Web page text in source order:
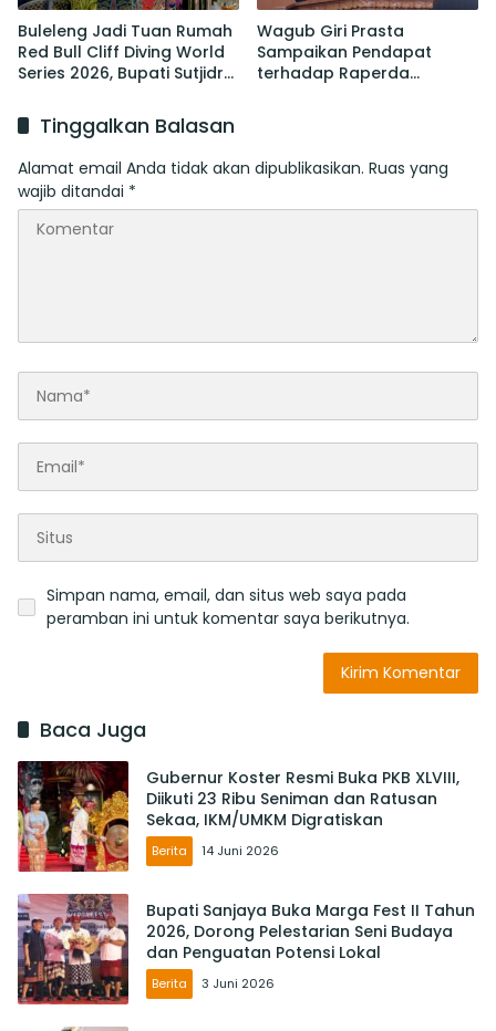
Buleleng Jadi Tuan Rumah
Red Bull Cliff Diving World
Series 2026, Bupati Sutjidra:
Wisata Bali Utara
Wagub Giri Prasta
Sampaikan Pendapat
terhadap Raperda
Tinggalkan Balasan
Alamat email Anda tidak akan dipublikasikan. Ruas yang
wajib ditandai *
Simpan nama, email, dan situs web saya pada
peramban ini untuk komentar saya berikutnya.
Baca Juga
Gubernur Koster Resmi Buka PKB XLVIII,
Diikuti 23 Ribu Seniman dan Ratusan
Sekaa, IKM/UMKM Digratiskan
Berita 14 Juni 2026
Bupati Sanjaya Buka Marga Fest II Tahun
2026, Dorong Pelestarian Seni Budaya
dan Penguatan Potensi Lokal
Berita 3 Juni 2026